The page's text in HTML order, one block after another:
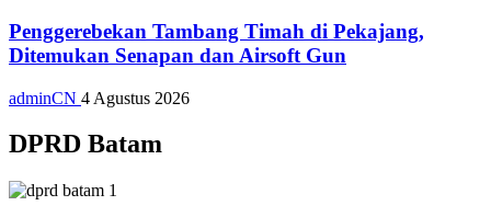
Penggerebekan Tambang Timah di Pekajang,
Ditemukan Senapan dan Airsoft Gun
adminCN 4 Agustus 2026
DPRD Batam